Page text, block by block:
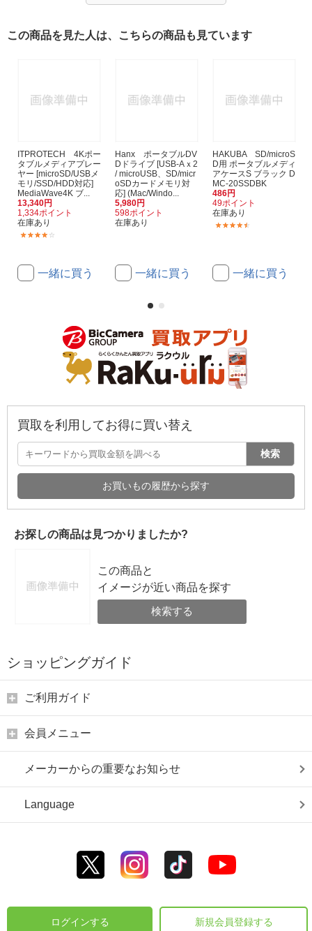
この商品を見た人は、こちらの商品も見ています
ITPROTECH 4Kポー
タブルメディアプレー
ヤー [microSD/USBメ
モリ/SSD/HDD対応]
MediaWave4K ブ...
13,340円
1,334ポイント
在庫あり
一緒に買う
Hanx ポータブルDV
Dドライブ [USB-Aｘ2
/ microUSB、SD/micr
oSDカードメモリ対
応] (Mac/Windo...
5,980円
598ポイント
在庫あり
一緒に買う
HAKUBA SD/microS
D用 ポータブルメディ
アケースS ブラック D
MC-20SSDBK
486円
49ポイント
在庫あり
一緒に買う
買取を利用してお得に買い替え
検索
お買いもの履歴から探す
お探しの商品は見つかりましたか?
この商品と
イメージが近い商品を探す
検索する
ショッピングガイド
ご利用ガイド
会員メニュー
メーカーからの重要なお知らせ
Language
ログインする 新規会員登録する